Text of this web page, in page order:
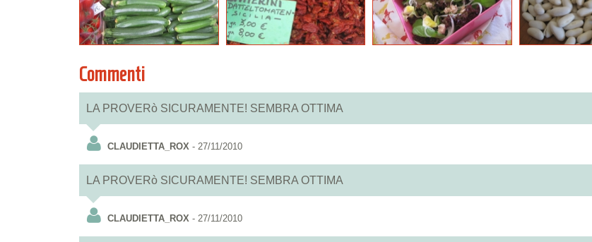
Commenti
LA PROVERò SICURAMENTE! SEMBRA OTTIMA
CLAUDIETTA_ROX - 27/11/2010
LA PROVERò SICURAMENTE! SEMBRA OTTIMA
CLAUDIETTA_ROX - 27/11/2010